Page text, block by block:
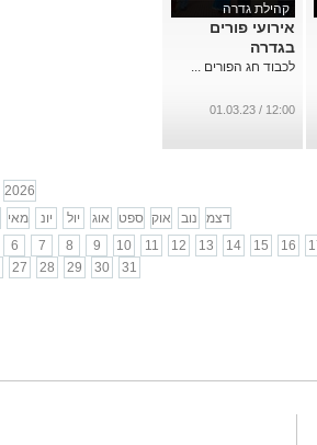
קהילת גדרה
אירועי פורים
בגדרה
לכבוד חג הפורים ...
12:00 / 01.03.23
2026
מאי יונ יול אוג ספט אוק נוב דצמ
6 7 8 9 10 11 12 13 14 15 16
27 28 29 30 31